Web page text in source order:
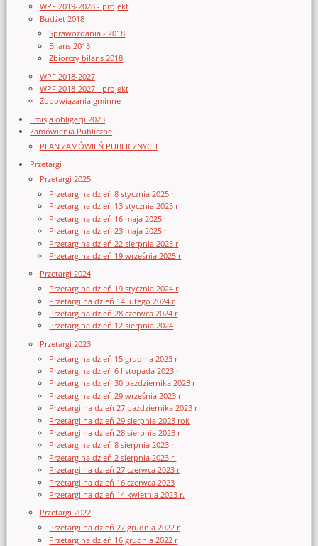
WPF 2019-2028 - projekt
Budżet 2018
Sprawozdania - 2018
Bilans 2018
Zbiorczy bilans 2018
WPF 2018-2027
WPF 2018-2027 - projekt
Zobowiązania gminne
Emisja obligacji 2023
Zamówienia Publiczne
PLAN ZAMÓWIEŃ PUBLICZNYCH
Przetargi
Przetargi 2025
Przetarg na dzień 8 stycznia 2025 r.
Przetarg na dzień 13 stycznia 2025 r
Przetarg na dzień 16 maja 2025 r
Przetarg na dzień 23 maja 2025 r
Przetarg na dzień 22 sierpnia 2025 r
Przetarg na dzień 19 września 2025 r
Przetargi 2024
Przetarg na dzień 19 stycznia 2024 r
Przetargi na dzień 14 lutego 2024 r
Przetarg na dzień 28 czerwca 2024 r
Przetarg na dzień 12 sierpnia 2024
Przetargi 2023
Przetarg na dzień 15 grudnia 2023 r
Przetarg na dzień 6 listopada 2023 r
Przetarg na dzień 30 października 2023 r
Przetarg na dzień 29 września 2023 r
Przetargi na dzień 27 października 2023 r
Przetargi na dzień 29 sierpnia 2023 rok
Przetargi na dzień 28 sierpnia 2023 r
Przetarg na dzień 8 sierpnia 2023 r.
Przetarg na dzień 2 sierpnia 2023 r.
Przetargi na dzień 27 czerwca 2023 r
Przetargi na dzień 16 czerwca 2023
Przetargi na dzień 14 kwietnia 2023 r.
Przetargi 2022
Przetargi na dzień 27 grudnia 2022 r
Przetarg na dzień 16 grudnia 2022 r